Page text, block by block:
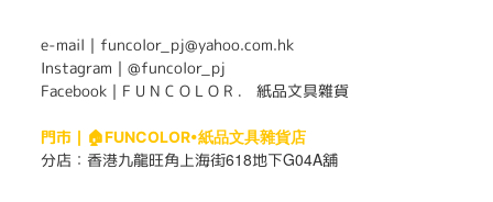
e-mail｜funcolor_pj@yahoo.com.hk
Instagram｜ @funcolor_pj
Facebook｜ F U N C O L O R ． 紙品文具雜貨
門市｜ 🏠FUNCOLOR•紙品文具雜貨店
分店： 香港九龍旺角上海街618地下G04A舖